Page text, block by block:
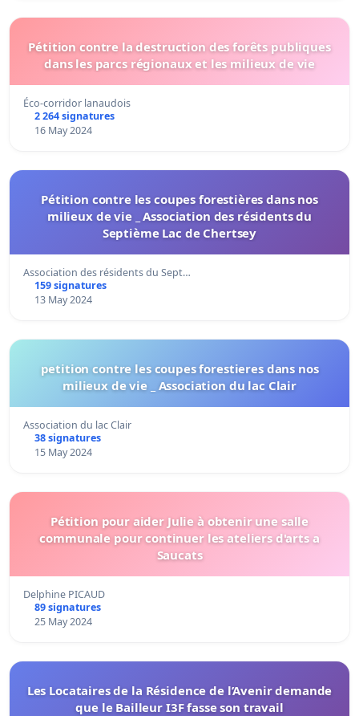
Pétition contre la destruction des forêts publiques
dans les parcs régionaux et les milieux de vie
Éco-corridor lanaudois
2 264 signatures
16 May 2024
Pétition contre les coupes forestières dans nos
milieux de vie _ Association des résidents du
Septième Lac de Chertsey
Association des résidents du Sept…
159 signatures
13 May 2024
petition contre les coupes forestieres dans nos
milieux de vie _ Association du lac Clair
Association du lac Clair
38 signatures
15 May 2024
Pétition pour aider Julie à obtenir une salle
communale pour continuer les ateliers d'arts a
Saucats
Delphine PICAUD
89 signatures
25 May 2024
Les Locataires de la Résidence de l’Avenir demande
que le Bailleur I3F fasse son travail